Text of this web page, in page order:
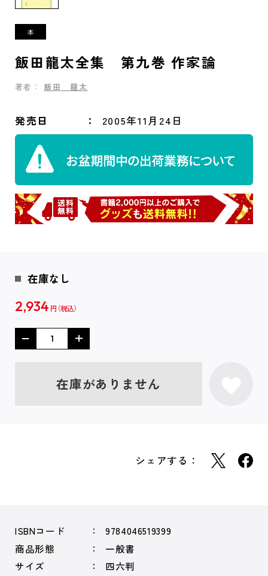
飯田龍太全集 第九巻 作家論
著者： 飯田 龍太
発売日 2005年11月24日
在庫なし
2,934 円
在庫がありません
シェアする：
ISBNコード
9784046519399
商品形態
一般書
サイズ
四六判